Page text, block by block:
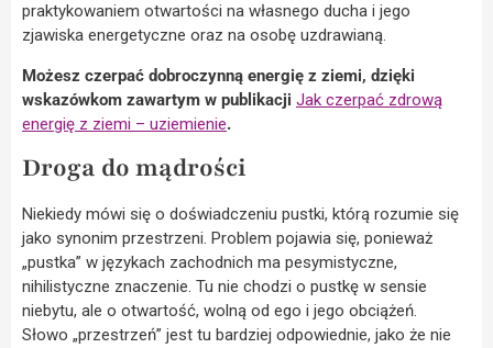
praktykowaniem otwartości na własnego ducha i jego
zjawiska energetyczne oraz na osobę uzdrawianą.
Możesz czerpać dobroczynną energię z ziemi, dzięki
wskazówkom zawartym w publikacji Jak czerpać zdrową
energię z ziemi – uziemienie.
Droga do mądrości
Niekiedy mówi się o doświadczeniu pustki, którą rozumie się
jako synonim przestrzeni. Problem pojawia się, ponieważ
„pustka” w językach zachodnich ma pesymistyczne,
nihilistyczne znaczenie. Tu nie chodzi o pustkę w sensie
niebytu, ale o otwartość, wolną od ego i jego obciążeń.
Słowo „przestrzeń” jest tu bardziej odpowiednie, jako że nie